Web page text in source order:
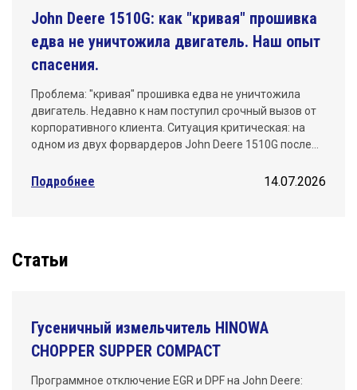
John Deere 1510G: как "кривая" прошивка
едва не уничтожила двигатель. Наш опыт
спасения.
Проблема: "кривая" прошивка едва не уничтожила
двигатель. Недавно к нам поступил срочный вызов от
корпоративного клиента. Ситуация критическая: на
одном из двух форвардеров John Deere 1510G после…
Подробнее 14.07.2026
Статьи
Гусеничный измельчитель HINOWA
CHOPPER SUPPER COMPACT
Программное отключение EGR и DPF на John Deere: